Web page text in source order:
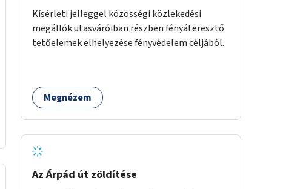
Kísérleti jelleggel közösségi közlekedési
megállók utasváróiban részben fényáteresztő
tetőelemek elhelyezése fényvédelem céljából.
Megnézem
Az Árpád út zöldítése